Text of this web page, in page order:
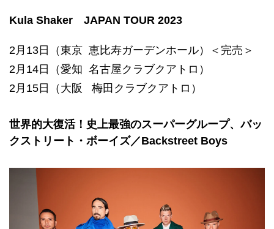
Kula Shaker JAPAN TOUR 2023
2月13日（東京 恵比寿ガーデンホール）＜完売＞
2月14日（愛知 名古屋クラブクアトロ）
2月15日（大阪 梅田クラブクアトロ）
世界的大復活！史上最強のスーパーグループ、バッ
クストリート・ボーイズ／Backstreet Boys